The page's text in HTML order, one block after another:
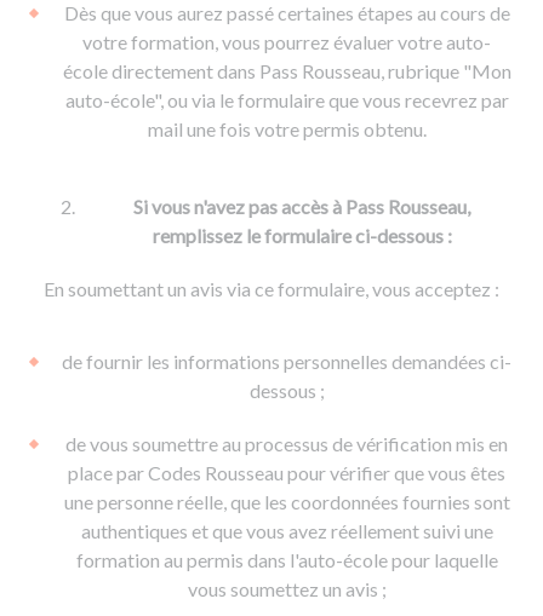
Voir tous les supports
Formation FCO
Formation CACES
Devenir enseignant de la conduite
Ressources
Dès que vous aurez passé certaines étapes au cours de
votre formation, vous pourrez évaluer votre auto-
école directement dans Pass Rousseau, rubrique "Mon
auto-école", ou via le formulaire que vous recevrez par
mail une fois votre permis obtenu.
Si vous n'avez pas accès à Pass Rousseau,
remplissez le formulaire ci-dessous :
En soumettant un avis via ce formulaire, vous acceptez :
de fournir les informations personnelles demandées ci-
dessous ;
de vous soumettre au processus de vérification mis en
place par Codes Rousseau pour vérifier que vous êtes
une personne réelle, que les coordonnées fournies sont
authentiques et que vous avez réellement suivi une
formation au permis dans l'auto-école pour laquelle
vous soumettez un avis ;